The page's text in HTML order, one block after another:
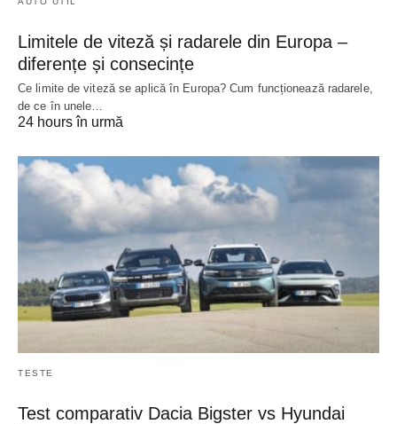
Limitele de viteză și radarele din Europa –
diferențe și consecințe
Ce limite de viteză se aplică în Europa? Cum funcționează radarele,
de ce în unele…
24 hours în urmă
TESTE
Test comparativ Dacia Bigster vs Hyundai